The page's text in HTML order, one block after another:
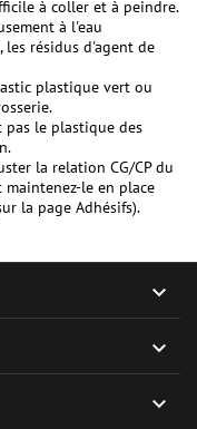
à coller et à peindre.
à l'eau
les résidus d'agent de
plastique vert ou
le plastique des
la relation CG/CP du
maintenez-le en place
la page Adhésifs).


